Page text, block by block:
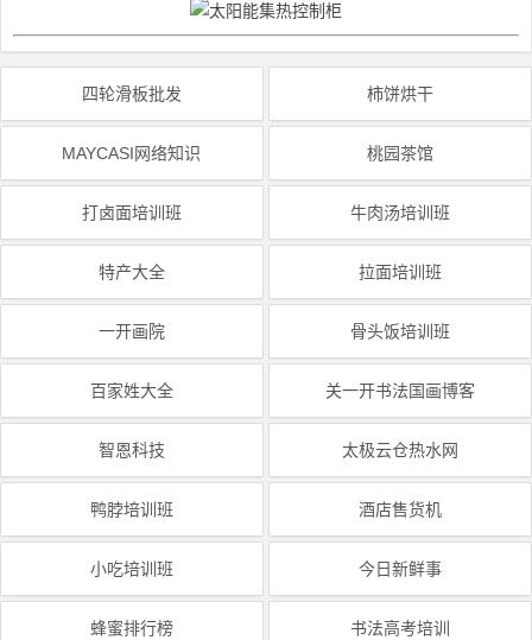
四轮滑板批发 柿饼烘干
MAYCASI网络知识 桃园茶馆
打卤面培训班 牛肉汤培训班
特产大全 拉面培训班
一开画院 骨头饭培训班
百家姓大全 关一开书法国画博客
智恩科技 太极云仓热水网
鸭脖培训班 酒店售货机
小吃培训班 今日新鲜事
蜂蜜排行榜 书法高考培训